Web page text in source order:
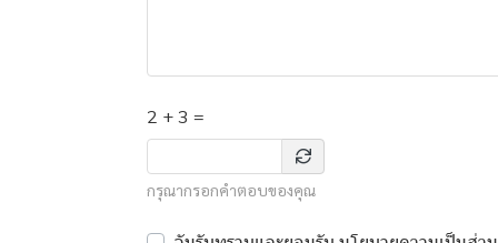
2 + 3 =
กรุณากรอกคำตอบของคุณ